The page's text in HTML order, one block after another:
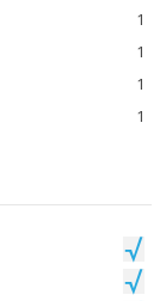
1
1
1
1